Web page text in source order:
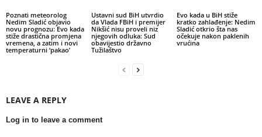
Poznati meteorolog
Nedim Sladić objavio
novu prognozu: Evo kada
stiže drastična promjena
vremena, a zatim i novi
temperaturni ‘pakao’
Ustavni sud BiH utvrdio
da Vlada FBiH i premijer
Nikšić nisu proveli niz
njegovih odluka: Sud
obavijestio državno
Tužilaštvo
Evo kada u BiH stiže
kratko zahlađenje: Nedim
Sladić otkrio šta nas
očekuje nakon paklenih
vrućina
LEAVE A REPLY
Log in to leave a comment